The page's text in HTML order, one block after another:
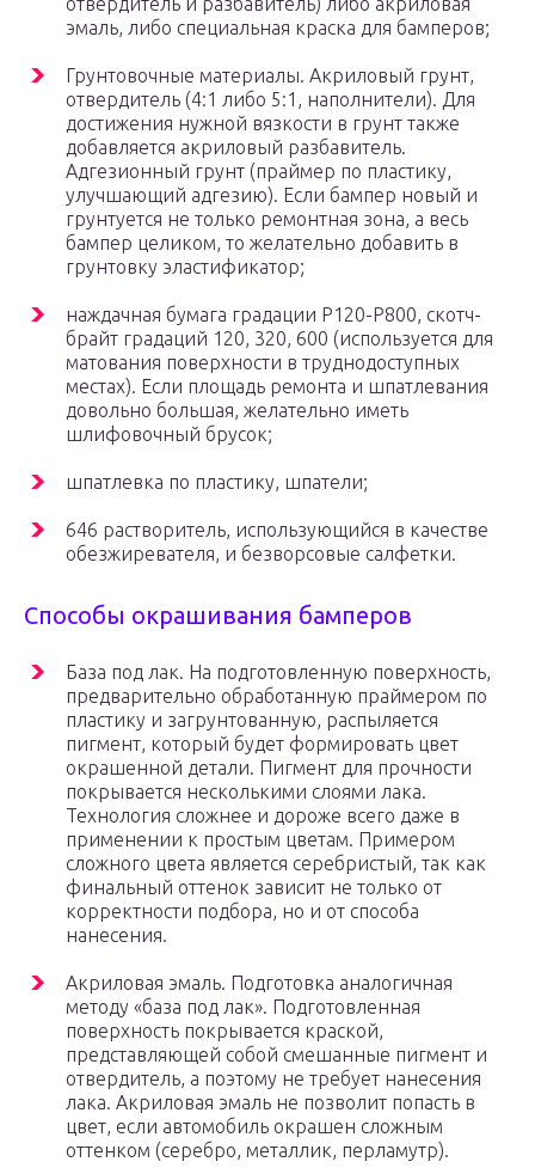
эмаль, либо специальная краска для бамперов;
Грунтовочные материалы. Акриловый грунт,
отвердитель (4:1 либо 5:1, наполнители). Для
достижения нужной вязкости в грунт также
добавляется акриловый разбавитель.
Адгезионный грунт (праймер по пластику,
улучшающий адгезию). Если бампер новый и
грунтуется не только ремонтная зона, а весь
бампер целиком, то желательно добавить в
грунтовку эластификатор;
наждачная бумага градации Р120-Р800, скотч-
брайт градаций 120, 320, 600 (используется для
матования поверхности в труднодоступных
местах). Если площадь ремонта и шпатлевания
довольно большая, желательно иметь
шлифовочный брусок;
шпатлевка по пластику, шпатели;
646 растворитель, использующийся в качестве
обезжиревателя, и безворсовые салфетки.
Способы окрашивания бамперов
База под лак. На подготовленную поверхность,
предварительно обработанную праймером по
пластику и загрунтованную, распыляется
пигмент, который будет формировать цвет
окрашенной детали. Пигмент для прочности
покрывается несколькими слоями лака.
Технология сложнее и дороже всего даже в
применении к простым цветам. Примером
сложного цвета является серебристый, так как
финальный оттенок зависит не только от
корректности подбора, но и от способа
нанесения.
Акриловая эмаль. Подготовка аналогичная
методу «база под лак». Подготовленная
поверхность покрывается краской,
представляющей собой смешанные пигмент и
отвердитель, а поэтому не требует нанесения
лака. Акриловая эмаль не позволит попасть в
цвет, если автомобиль окрашен сложным
оттенком (серебро, металлик, перламутр).